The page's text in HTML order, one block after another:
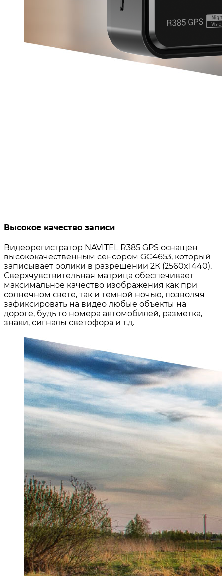
Высокое качество записи
Видеорегистратор NAVITEL R385 GPS оснащен
высококачественным сенсором GC4653, который
записывает ролики в разрешении 2К (2560x1440).
Сверхчувствительная матрица обеспечивает
максимальное качество изображения как при
солнечном свете, так и темной ночью, позволяя
зафиксировать на видео любые объекты на
дороге, будь то номера автомобилей, разметка,
знаки, сигналы светофора и т.д.